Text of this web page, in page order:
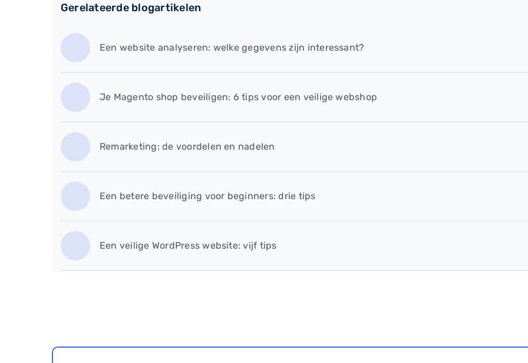
Gerelateerde blogartikelen
Een website analyseren: welke gegevens zijn interessant?
Je Magento shop beveiligen: 6 tips voor een veilige webshop
Remarketing: de voordelen en nadelen
Een betere beveiliging voor beginners: drie tips
Een veilige WordPress website: vijf tips